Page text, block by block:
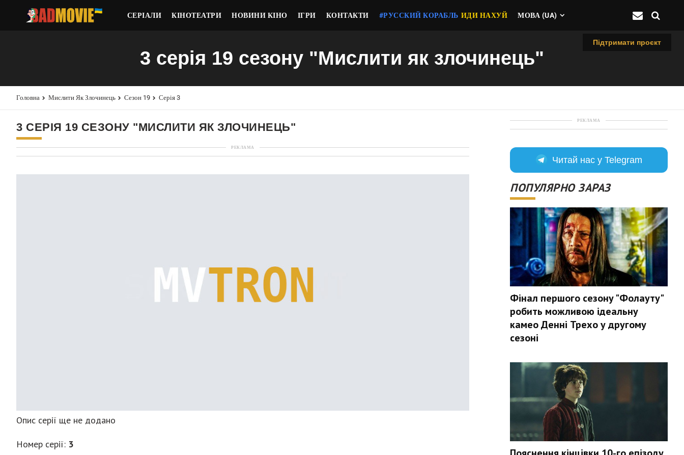
СЕРІАЛИ КІНОТЕАТРИ НОВИНИ КІНО ІГРИ КОНТАКТИ #РУССКИЙ КОРАБЛЬ ИДИ НАХУЙ МОВА (UA)
Підтримати проєкт
3 серія 19 сезону "Мислити як злочинець"
Головна Мислити Як Злочинець Сезон 19 Серія 3
3 СЕРІЯ 19 СЕЗОНУ "МИСЛИТИ ЯК ЗЛОЧИНЕЦЬ"
РЕКЛАМА
Опис серії ще не додано
Номер серії: 3
РЕКЛАМА
Читай нас у Telegram
ПОПУЛЯРНО ЗАРАЗ
Фінал першого сезону "Фолауту"
робить можливою ідеальну
камео Денні Трехо у другому
сезоні